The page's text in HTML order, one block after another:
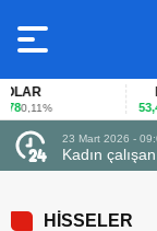
0,11%
23 Mart 2026 -
Kadın
HİSSELER